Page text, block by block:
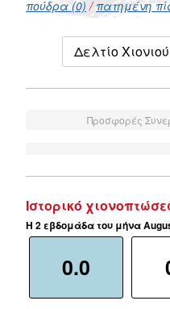
πούδρα (0) /πατημένη
Δελτίο
Προσφορές
Ιστορικό
Η 2 εβδομάδα του μήνα
0.0